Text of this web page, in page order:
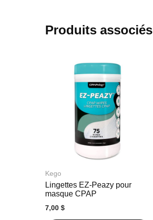
la
Galerie
Produits associés
Kego
Lingettes EZ-Peazy pour
masque CPAP
7,00 $